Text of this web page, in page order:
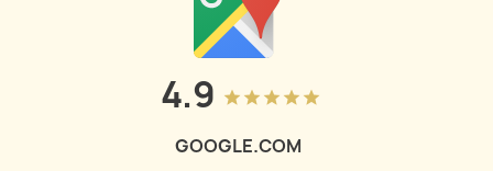
4.9 grade grade grade grade grade
GOOGLE.COM